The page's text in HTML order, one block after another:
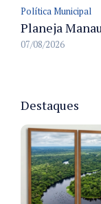
Política Municipal
07/08/2026
Destaques